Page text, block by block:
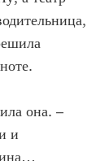
она. –
и